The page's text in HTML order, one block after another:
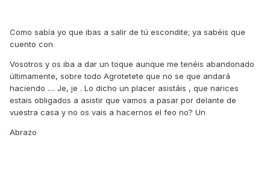
Como sabía yo que ibas a salir de tú escondite; ya sabéis que
cuento con
Vosotros y os iba a dar un toque aunque me tenéis abandonado
últimamente, sobre todo Agrotetete que no se que andará
haciendo .... Je, je . Lo dicho un placer asistáis , que narices
estais obligados a asistir que vamos a pasar por delante de
vuestra casa y no os vais a hacernos el feo no? Un
Abrazo